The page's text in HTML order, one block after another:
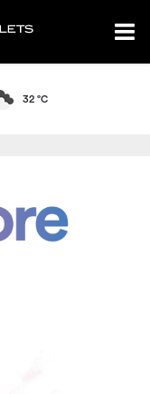
32 °C